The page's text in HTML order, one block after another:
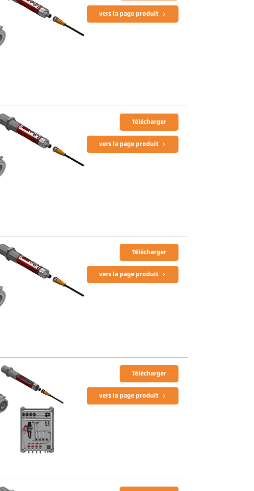
vers la page produit
Télécharger
vers la page produit
Télécharger
vers la page produit
Télécharger
vers la page produit